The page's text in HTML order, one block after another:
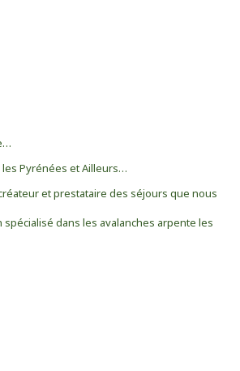
Pyrénées et Ailleurs…
et prestataire des séjours que nous
dans les avalanches arpente les